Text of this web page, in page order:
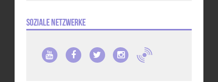
Soziale Netzwerke